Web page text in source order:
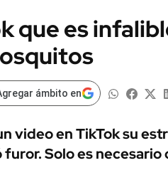
MUNDO
AUTOS
que es
ámbito en
video en TikTok su
Solo es necesario